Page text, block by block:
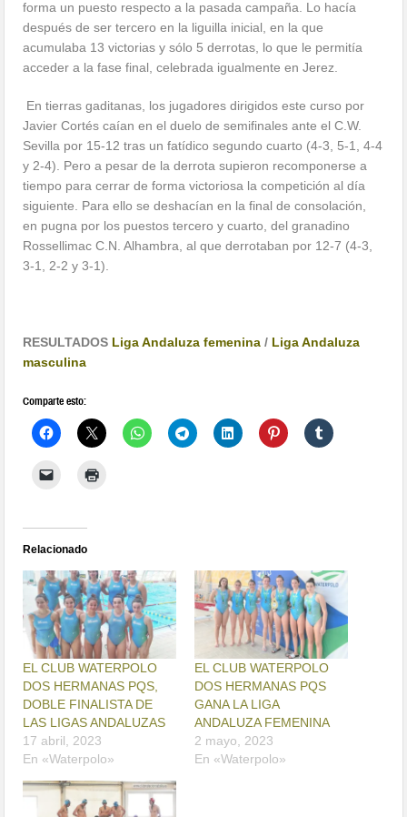
forma un puesto respecto a la pasada campaña. Lo hacía
después de ser tercero en la liguilla inicial, en la que
acumulaba 13 victorias y sólo 5 derrotas, lo que le permitía
acceder a la fase final, celebrada igualmente en Jerez.
En tierras gaditanas, los jugadores dirigidos este curso por
Javier Cortés caían en el duelo de semifinales ante el C.W.
Sevilla por 15-12 tras un fatídico segundo cuarto (4-3, 5-1, 4-4
y 2-4). Pero a pesar de la derrota supieron recomponerse a
tiempo para cerrar de forma victoriosa la competición al día
siguiente. Para ello se deshacían en la final de consolación,
en pugna por los puestos tercero y cuarto, del granadino
Rossellimac C.N. Alhambra, al que derrotaban por 12-7 (4-3,
3-1, 2-2 y 3-1).
RESULTADOS Liga Andaluza femenina / Liga Andaluza
masculina
Comparte esto:
Relacionado
EL CLUB WATERPOLO
DOS HERMANAS PQS,
DOBLE FINALISTA DE
LAS LIGAS ANDALUZAS
17 abril, 2023
En «Waterpolo»
EL CLUB WATERPOLO
DOS HERMANAS PQS
GANA LA LIGA
ANDALUZA FEMENINA
2 mayo, 2023
En «Waterpolo»